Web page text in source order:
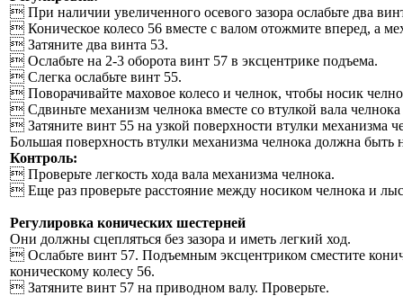
 При наличии увеличенного осевого зазора ослабьте два
 Коническое колесо 56 вместе с валом отожмите вперед, а
 Затяните два винта 53.
 Ослабьте на 2-3 оборота винт 57 в эксцентрике подъема.
 Слегка ослабьте винт 55.
 Поворачивайте маховое колесо и челнок, чтобы носик
 Сдвиньте механизм челнока вместе со втулкой вала
 Затяните винт 55 на узкой поверхности втулки механизма
Большая поверхность втулки механизма челнока должна быть
Контроль:
 Проверьте легкость хода вала механизма челнока.
 Еще раз проверьте расстояние между носиком челнока и
Регулировка конических шестерней
Они должны сцепляться без зазора и иметь легкий ход.
 Ослабьте винт 57. Подъемным эксцентриком сместите
коническому колесу 56.
 Затяните винт 57 на приводном валу. Проверьте.